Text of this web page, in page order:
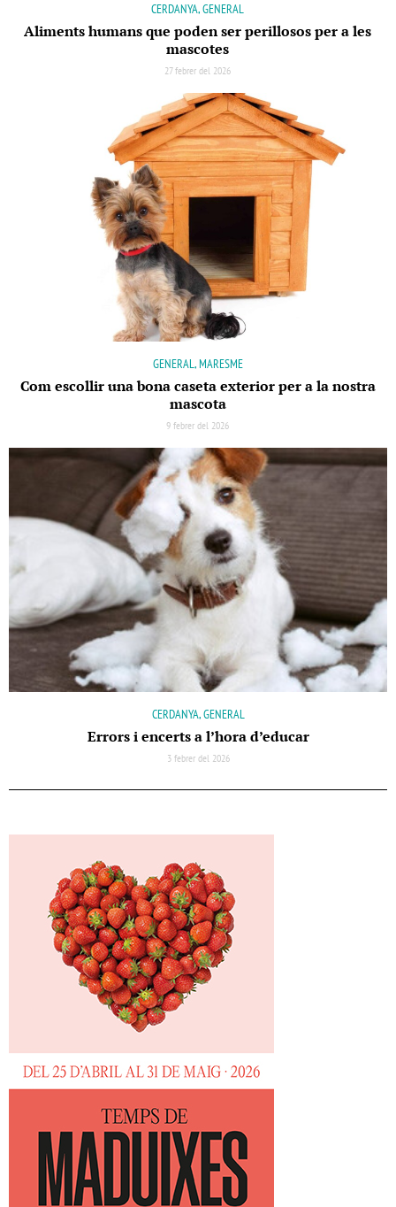
CERDANYA, GENERAL
Aliments humans que poden ser perillosos per a les
mascotes
27 febrer del 2026
GENERAL, MARESME
Com escollir una bona caseta exterior per a la nostra
mascota
9 febrer del 2026
CERDANYA, GENERAL
Errors i encerts a l’hora d’educar
3 febrer del 2026